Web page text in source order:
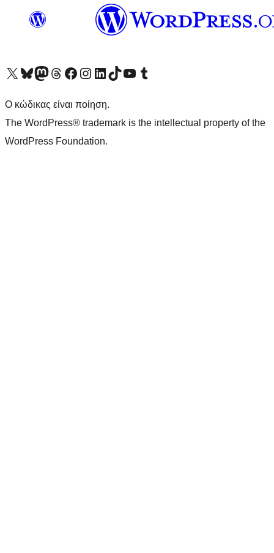
Visit our X (formerly Twitter) account
Visit our Bluesky account
Επισκεφθείτε τον λογαριασμό μας στο Mastodon
Visit our Threads account
Επισκεφτείτε τη σελίδα μας στο Facebook
Επισκεφθείτε τον λογαριασμό μας Instagram
Επισκεφθείτε τον λογαριασμό μας LinkedIn
Visit our TikTok account
Visit our YouTube channel
Visit our Tumblr account
Ο κώδικας είναι ποίηση.
The WordPress® trademark is the intellectual property of the
WordPress Foundation.